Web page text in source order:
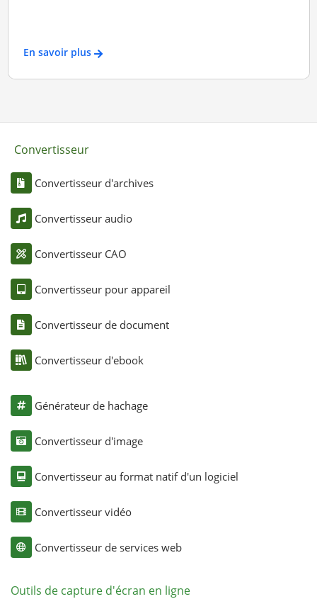
En savoir plus
Convertisseur
Convertisseur d'archives
Convertisseur audio
Convertisseur CAO
Convertisseur pour appareil
Convertisseur de document
Convertisseur d'ebook
Générateur de hachage
Convertisseur d'image
Convertisseur au format natif d'un logiciel
Convertisseur vidéo
Convertisseur de services web
Outils de capture d'écran en ligne